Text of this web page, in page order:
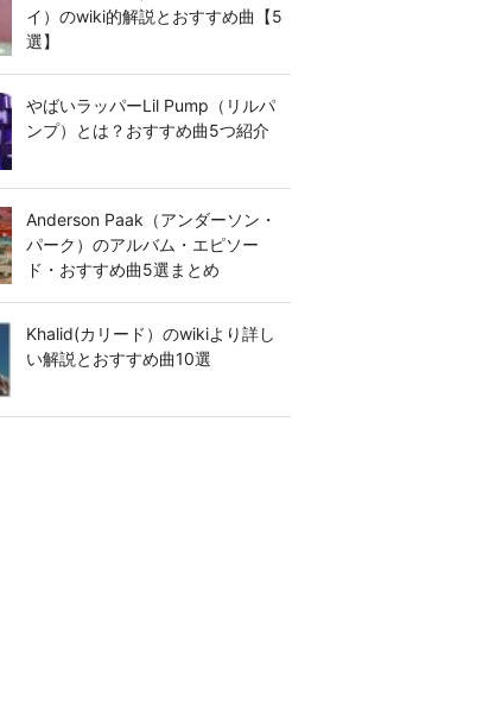
イ）のwiki的解説とおすすめ曲【5
選】
やばいラッパーLil Pump（リルパ
ンプ）とは？おすすめ曲5つ紹介
Anderson Paak（アンダーソン・
パーク）のアルバム・エピソー
ド・おすすめ曲5選まとめ
Khalid(カリード）のwikiより詳し
い解説とおすすめ曲10選